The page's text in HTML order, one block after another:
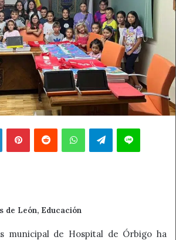
LinkedInPinterestReddit WhatsAppTelegramLine
de León, Educación
municipal de Hospital de Órbigo ha